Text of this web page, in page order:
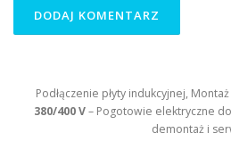
Podłączenie płyty indukcyjnej,
380/400 V– Pogotowie elektryczne do
demontaż i